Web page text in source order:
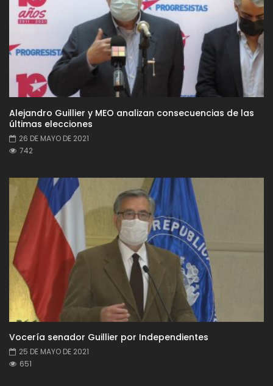
Alejandro Guillier y MEO analizan consecuencias de las
últimas elecciones
26 DE MAYO DE 2021
742
Vocería senador Guillier por Independientes
25 DE MAYO DE 2021
651